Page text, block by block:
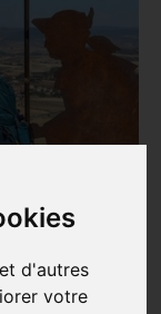
d'autres
votre
ans, a